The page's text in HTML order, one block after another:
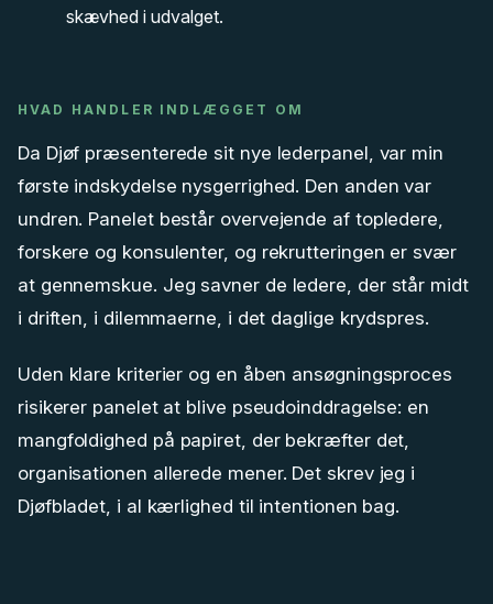
skævhed i udvalget.
HVAD HANDLER INDLÆGGET OM
Da Djøf præsenterede sit nye lederpanel, var min
første indskydelse nysgerrighed. Den anden var
undren. Panelet består overvejende af topledere,
forskere og konsulenter, og rekrutteringen er svær
at gennemskue. Jeg savner de ledere, der står midt
i driften, i dilemmaerne, i det daglige krydspres.
Uden klare kriterier og en åben ansøgningsproces
risikerer panelet at blive pseudoinddragelse: en
mangfoldighed på papiret, der bekræfter det,
organisationen allerede mener. Det skrev jeg i
Djøfbladet, i al kærlighed til intentionen bag.